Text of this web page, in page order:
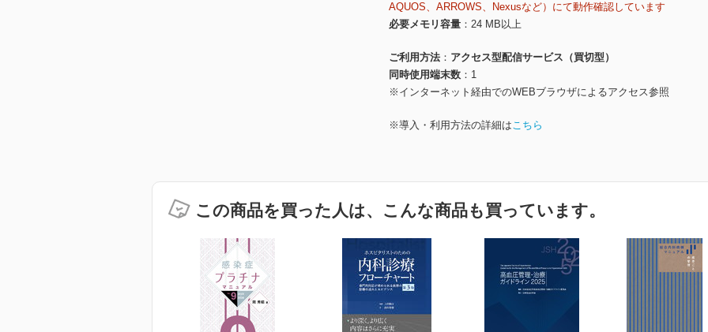
AQUOS、ARROWS、Nexusなど）にて動作確認しています
必要メモリ容量
24 MB以上
ご利用方法
アクセス型配信サービス（買切型）
同時使用端末数
1
※インターネット経由でのWEBブラウザによるアクセス参照
※導入・利用方法の詳細はこちら
この商品を買った人は、こんな商品も買っています。